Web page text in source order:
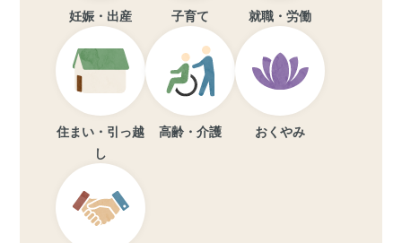
妊娠・出産 子育て 就職・労働
住まい・引っ越
し
高齢・介護 おくやみ